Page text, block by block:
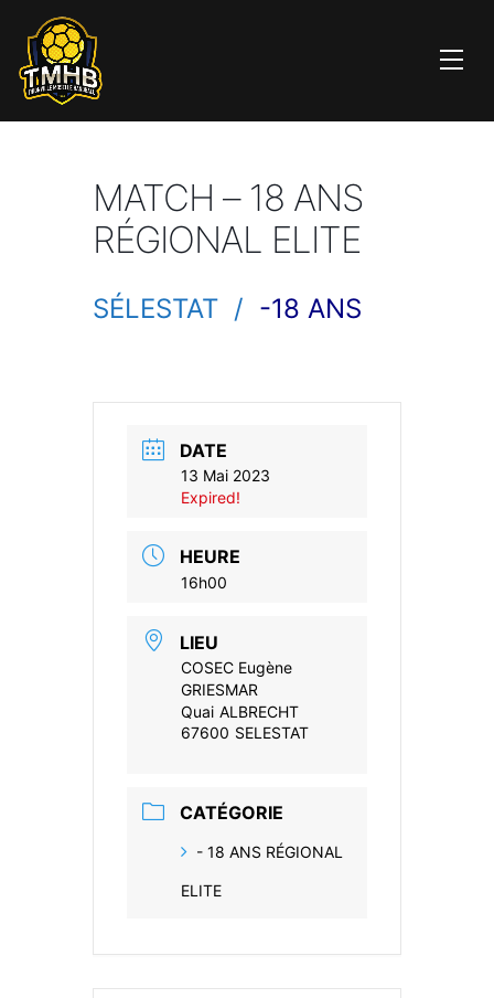
MATCH – 18 ANS
RÉGIONAL ELITE
SÉLESTAT / -18 ANS
DATE
13 Mai 2023
Expired!
HEURE
16h00
LIEU
COSEC Eugène
GRIESMAR
Quai ALBRECHT
67600 SELESTAT
CATÉGORIE
- 18 ANS RÉGIONAL
ELITE